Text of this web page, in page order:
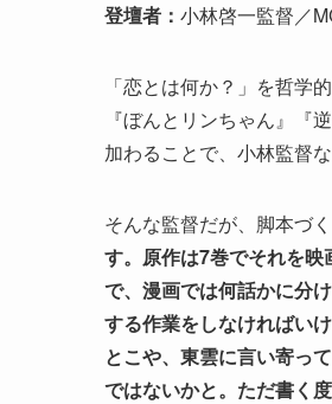
登壇者： 小林啓一監督／
「恋とは何か？」を哲学
『ぼんとリンちゃん』『
加わることで、小林監督
そんな監督だが、脚本づ
す。原作は7巻でそれを
で、漫画では何話かに分
する作業をしなければい
とこや、東雲に言い寄っ
ではないかと。ただ書く